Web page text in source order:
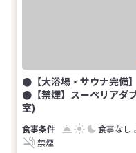
●【大浴場・サウナ完備
●【禁煙】スーペリアダ
室)
食事なし
禁煙